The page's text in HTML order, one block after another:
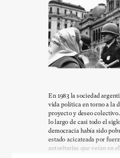
En 1983 la sociedad
vida política en torno a la
proyecto y deseo
lo largo de casi todo el
democracia había sido
estado acicateada por
autoritarias que veían en